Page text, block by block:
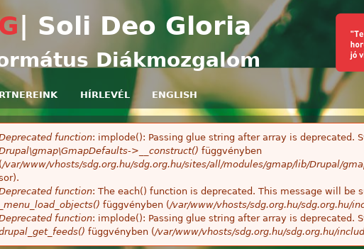
| Soli Deo Gloria
Diákmozgalom
HÍRLEVÉL ENGLISH
function: implode(): Passing glue string after array is deprecated.
>__construct() függvényben
(/var/www/vhosts/sdg.org.hu/sdg.org.hu/sites/all/modules/gmap/lib/Drupal/
function: The each() function is deprecated. This message will be
_menu_load_objects() függvényben (/var/www/vhosts/sdg.org.hu/sdg.org.hu/
function: implode(): Passing glue string after array is deprecated.
függvényben (/var/www/vhosts/sdg.org.hu/sdg.org.hu/